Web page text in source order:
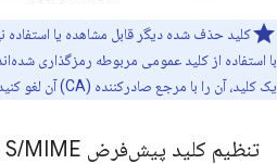
با استفاده از کلید عمومی مربوطه رمزگذاری
یک کلید، آن را با مرجع صادرکننده (CA) آن لغو کنید.
تنظیم کلید پیش‌فرض S /MIME برای یک نام مستعار